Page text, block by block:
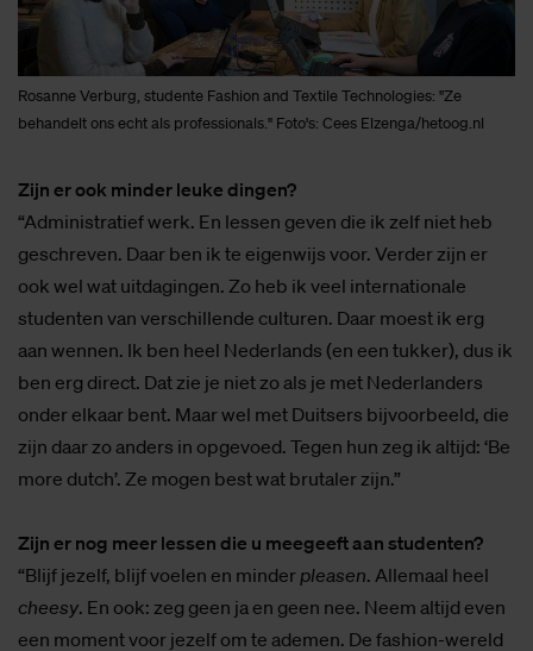
Rosanne Verburg, studente Fashion and Textile Technologies: "Ze
behandelt ons echt als professionals." Foto's: Cees Elzenga/hetoog.nl
Zijn er ook minder leuke dingen?
“Administratief werk. En lessen geven die ik zelf niet heb
geschreven. Daar ben ik te eigenwijs voor. Verder zijn er
ook wel wat uitdagingen. Zo heb ik veel internationale
studenten van verschillende culturen. Daar moest ik erg
aan wennen. Ik ben heel Nederlands (en een tukker), dus ik
ben erg direct. Dat zie je niet zo als je met Nederlanders
onder elkaar bent. Maar wel met Duitsers bijvoorbeeld, die
zijn daar zo anders in opgevoed. Tegen hun zeg ik altijd: ‘Be
more dutch’. Ze mogen best wat brutaler zijn.”
Zijn er nog meer lessen die u meegeeft aan studenten?
“Blijf jezelf, blijf voelen en minder pleasen. Allemaal heel
cheesy. En ook: zeg geen ja en geen nee. Neem altijd even
een moment voor jezelf om te ademen. De fashion-wereld